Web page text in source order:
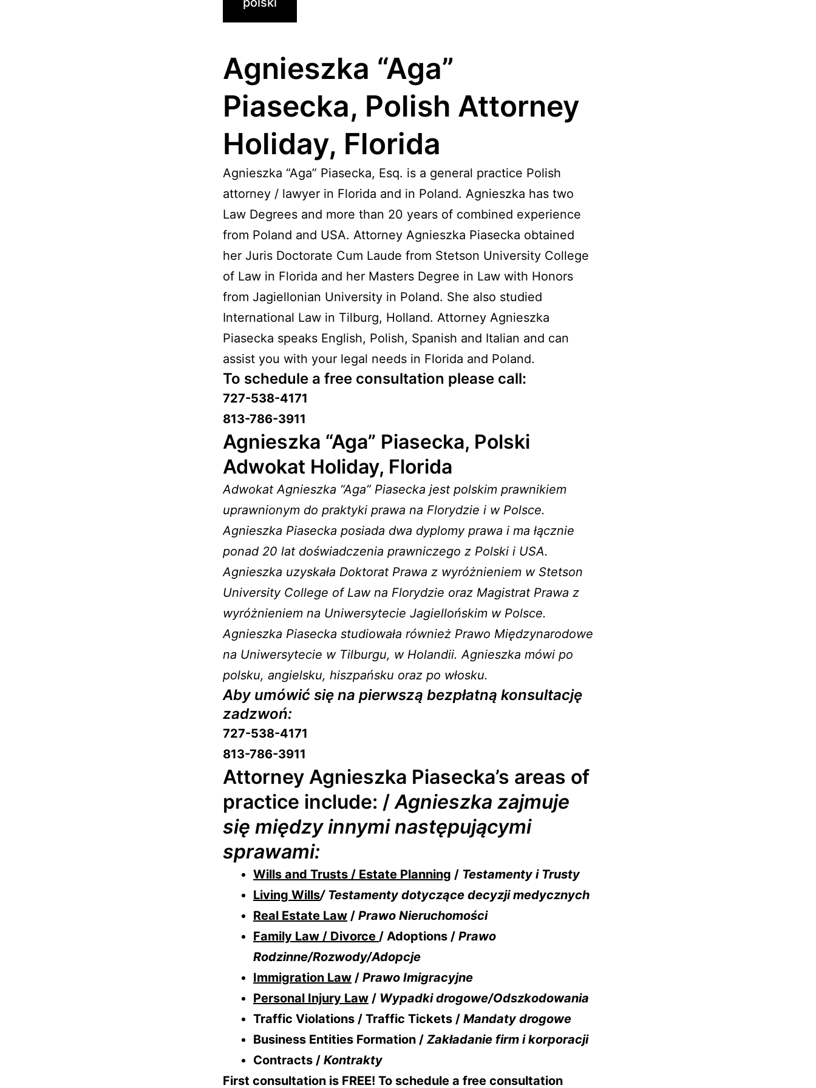
Agnieszka “Aga”
Piasecka, Polish Attorney
Holiday, Florida
Agnieszka “Aga” Piasecka, Esq. is a general practice Polish
attorney / lawyer in Florida and in Poland. Agnieszka has two
Law Degrees and more than 20 years of combined experience
from Poland and USA. Attorney Agnieszka Piasecka obtained
her Juris Doctorate Cum Laude from Stetson University College
of Law in Florida and her Masters Degree in Law with Honors
from Jagiellonian University in Poland. She also studied
International Law in Tilburg, Holland. Attorney Agnieszka
Piasecka speaks English, Polish, Spanish and Italian and can
assist you with your legal needs in Florida and Poland.
To schedule a free consultation please call:
727-538-4171
813-786-3911
Agnieszka “Aga” Piasecka, Polski
Adwokat Holiday, Florida
Adwokat Agnieszka “Aga” Piasecka jest polskim prawnikiem
uprawnionym do praktyki prawa na Florydzie i w Polsce.
Agnieszka Piasecka posiada dwa dyplomy prawa i ma łącznie
ponad 20 lat doświadczenia prawniczego z Polski i USA.
Agnieszka uzyskała Doktorat Prawa z wyróżnieniem w Stetson
University College of Law na Florydzie oraz Magistrat Prawa z
wyróżnieniem na Uniwersytecie Jagiellońskim w Polsce.
Agnieszka Piasecka studiowała również Prawo Międzynarodowe
na Uniwersytecie w Tilburgu, w Holandii. Agnieszka mówi po
polsku, angielsku, hiszpańsku oraz po włosku.
Aby umówić się na pierwszą bezpłatną konsultację
zadzwoń:
727-538-4171
813-786-3911
Attorney Agnieszka Piasecka’s areas of
practice include: /Agnieszka zajmuje
się między innymi następującymi
sprawami:
Wills and Trusts / Estate Planning / Testamenty i Trusty
Living Wills/ Testamenty dotyczące decyzji medycznych
Real Estate Law / Prawo Nieruchomości
Family Law / Divorce / Adoptions / Prawo
Rodzinne/Rozwody/Adopcje
Immigration Law / Prawo Imigracyjne
Personal Injury Law / Wypadki drogowe/Odszkodowania
Traffic Violations / Traffic Tickets / Mandaty drogowe
Business Entities Formation / Zakładanie firm i korporacji
Contracts / Kontrakty
First consultation is FREE! To schedule a free consultation